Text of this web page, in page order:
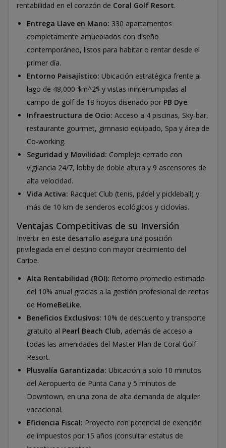
rentabilidad en el corazón de Coral Golf Resort.
Entrega Llave en Mano: 330 apartamentos
completamente amueblados con diseño
contemporáneo, listos para habitar o rentar desde el
primer día.
Entorno Paisajístico: Ubicación estratégica frente al
lago de 48,000 $m^2$ y vistas ininterrumpidas al
campo de golf de 18 hoyos diseñado por PB Dye.
Infraestructura de Ocio: Acceso a 4 piscinas, Sky-bar,
restaurante gourmet, gimnasio equipado, Spa y área de
Co-working.
Seguridad y Movilidad: Complejo cerrado con
vigilancia 24/7, lobby de doble altura y 9 ascensores de
alta velocidad.
Vida Activa: Racquet Club (tenis, pádel y pickleball) y
más de 10 km de senderos ecológicos y ciclovías.
Ventajas Competitivas de su Inversión
Invertir en este desarrollo asegura una posición
privilegiada en el destino con mayor crecimiento del
Caribe.
Alta Rentabilidad (ROI): Retorno promedio estimado
del 10% anual gracias a la gestión profesional de rentas
de HomeBeLike.
Beneficios Exclusivos: 10% de descuento y transporte
gratuito al Pearl Beach Club, además de acceso a
todas las amenidades del Master Plan de Coral Golf
Resort.
Plusvalía Garantizada: Ubicación a solo 10 minutos
del Aeropuerto de Punta Cana y 5 minutos de
Downtown, en una zona de alta demanda de alquiler
vacacional.
Eficiencia Fiscal: Proyecto con potencial de exención
de impuestos por 15 años (consultar estatus de